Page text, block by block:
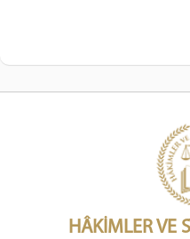
HÂKİMLER VE